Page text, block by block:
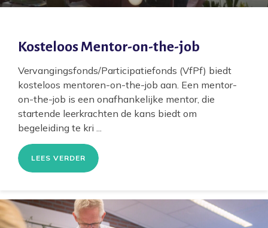
Kosteloos Mentor-on-the-job
Vervangingsfonds/Participatiefonds (VfPf) biedt
kosteloos mentoren-on-the-job aan. Een mentor-
on-the-job is een onafhankelijke mentor, die
startende leerkrachten de kans biedt om
begeleiding te kri ...
LEES VERDER